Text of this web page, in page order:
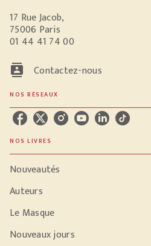
17 Rue Jacob,
75006 Paris
01 44 41 74 00
contacts Contactez-nous
NOS RÉSEAUX
NOS LIVRES
Nouveautés
Auteurs
Le Masque
Nouveaux jours